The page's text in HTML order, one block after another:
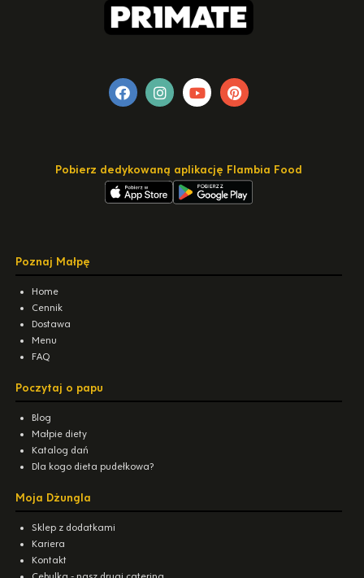
Pobierz dedykowaną aplikację Flambia Food
Poznaj Małpę
Home
Cennik
Dostawa
Menu
FAQ
Poczytaj o papu
Blog
Małpie diety
Katalog dań
Dla kogo dieta pudełkowa?
Moja Dżungla
Sklep z dodatkami
Kariera
Kontakt